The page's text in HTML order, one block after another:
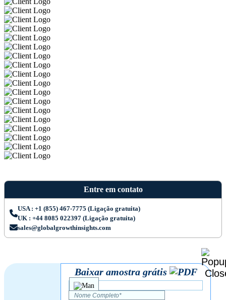
Entre em contato
USA : +1 (855) 467-7775 (Ligação gratuita)
UK : +44 8085 022397 (Ligação gratuita)
sales@globalgrowthinsights.com
Baixar amostra grátis